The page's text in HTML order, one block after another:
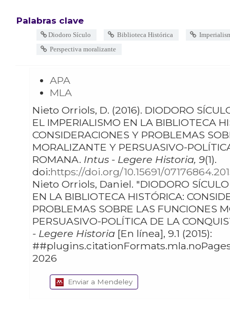
Palabras clave
Diodoro Sículo Biblioteca Histórica
Perspectiva moralizante
APA
MLA
Nieto Orriols, D. (2016). DIODORO SÍCULO Y
EL IMPERIALISMO EN LA BIBLIOTECA
CONSIDERACIONES Y PROBLEMAS
MORALIZANTE Y PERSUASIVO-
ROMANA. Intus - Legere Historia, 9(1).
doi:https://doi.org/10.15691/
Nieto Orriols, Daniel. "DIODORO SÍCULO Y EL IMPERIALISMO
EN LA BIBLIOTECA HISTÓRICA:
PROBLEMAS SOBRE LAS FUNCIONES
PERSUASIVO-POLÍTICA DE LA
- Legere Historia [En línea], 9.1 (2015):
##plugins.citationFormats.mla.noPages##
2026
Enviar a Mendeley